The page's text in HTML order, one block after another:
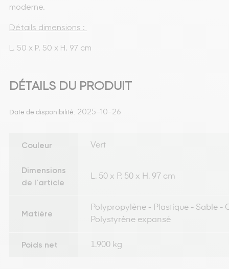
moderne.
Détails dimensions :
L. 50 x P. 50 x H. 97 cm
DÉTAILS DU PRODUIT
Date de disponibilité: 2025-10-26
Couleur Vert
Dimensions
de l'article
L. 50 x P. 50 x H. 97 cm
Matière
Polypropylène - Plastique - Sable -
Polystyrène expansé
Poids net 1.900 kg